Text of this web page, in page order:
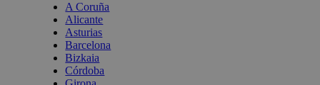
A Coruña
Alicante
Asturias
Barcelona
Bizkaia
Córdoba